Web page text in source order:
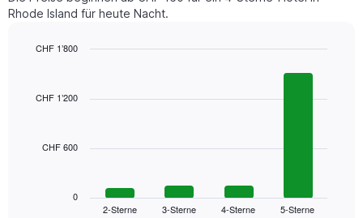
durchschnittlichen
Zimmerpreis
jeweiligen
Das
die
Rhode Island für heute Nacht.
with
Das
2-Sterne 3-Sterne 4-Sterne 5-Sterne
0
CHF 600
CHF 1’200
CHF 1’800